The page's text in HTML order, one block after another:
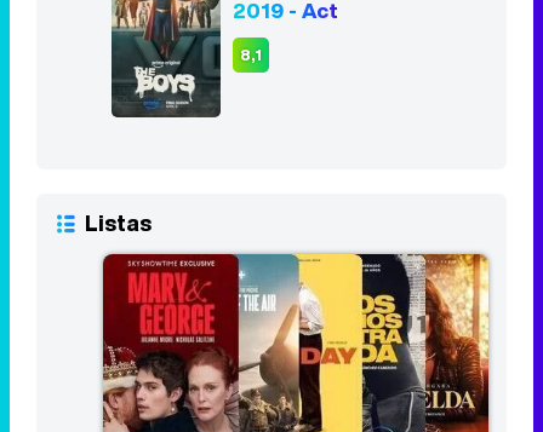
2019 - Act
8,1
Listas